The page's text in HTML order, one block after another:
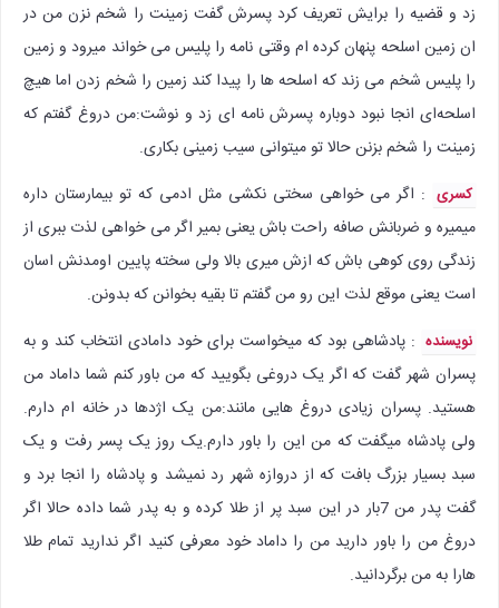
زد و قضیه را برایش تعریف کرد پسرش گفت زمینت را شخم نزن من در
ان زمین اسلحه پنهان کرده ام وقتی نامه را پلیس می خواند میرود و زمین
را پلیس شخم می زند که اسلحه ها را پیدا کند زمین را شخم زدن اما هیچ
اسلحه‌ای انجا نبود دوباره پسرش نامه ای زد و نوشت:من دروغ گفتم که
زمینت را شخم بزنن حالا تو میتوانی سیب زمینی بکاری.
کسری : اگر می خواهی سختی نکشی مثل ادمی که تو بیمارستان داره
میمیره و ضربانش صافه راحت باش یعنی بمیر اگر می خواهی لذت ببری از
زندگی روی کوهی باش که ازش میری بالا ولی سخته پایین اومدنش اسان
است یعنی موقع لذت این رو من گفتم تا بقیه بخوانن که بدونن.
نویسنده : پادشاهی بود که میخواست برای خود دامادی انتخاب کند و به
پسران شهر گفت که اگر یک دروغی بگویید که من باور کنم شما داماد من
هستید. پسران زیادی دروغ هایی مانند:من یک اژدها در خانه ام دارم.
ولی پادشاه میگفت که من این را باور دارم.یک روز یک پسر رفت و یک
سبد بسیار بزرگ بافت که از دروازه شهر رد نمیشد و پادشاه را انجا برد و
گفت پدر من 7بار در این سبد پر از طلا کرده و به پدر شما داده حالا اگر
دروغ من را باور دارید من را داماد خود معرفی کنید اگر ندارید تمام طلا
هارا به من برگردانید.